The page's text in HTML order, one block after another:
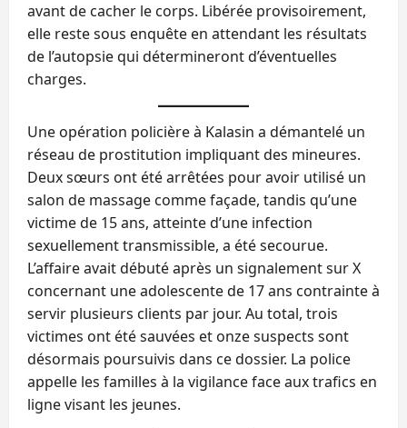
avant de cacher le corps. Libérée provisoirement,
elle reste sous enquête en attendant les résultats
de l’autopsie qui détermineront d’éventuelles
charges.
Une opération policière à Kalasin a démantelé un
réseau de prostitution impliquant des mineures.
Deux sœurs ont été arrêtées pour avoir utilisé un
salon de massage comme façade, tandis qu’une
victime de 15 ans, atteinte d’une infection
sexuellement transmissible, a été secourue.
L’affaire avait débuté après un signalement sur X
concernant une adolescente de 17 ans contrainte à
servir plusieurs clients par jour. Au total, trois
victimes ont été sauvées et onze suspects sont
désormais poursuivis dans ce dossier. La police
appelle les familles à la vigilance face aux trafics en
ligne visant les jeunes.